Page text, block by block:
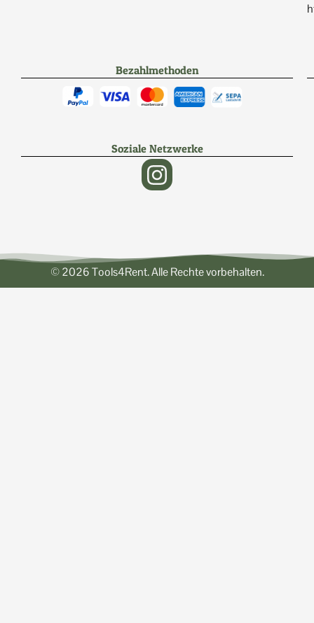
Bezahlmethoden
Soziale Netzwerke
© 2026 Tools4Rent. Alle Rechte vorbehalten.